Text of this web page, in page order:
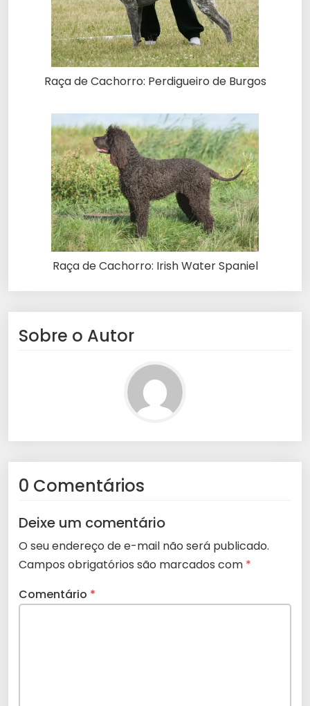
Raça de Cachorro: Perdigueiro de Burgos
Raça de Cachorro: Irish Water Spaniel
Sobre o Autor
0 Comentários
Deixe um comentário
O seu endereço de e-mail não será publicado.
Campos obrigatórios são marcados com *
Comentário *